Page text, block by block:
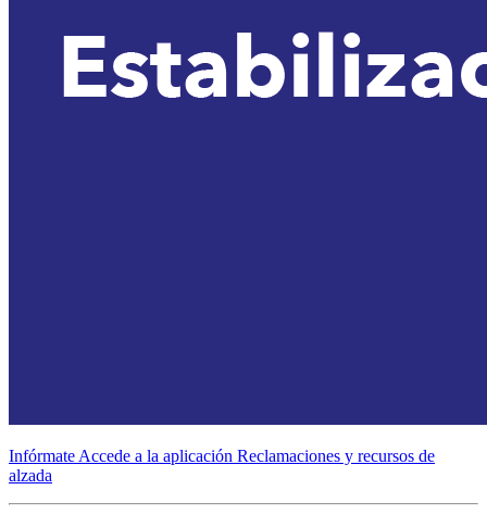
Infórmate Accede a la aplicación Reclamaciones y recursos de
alzada